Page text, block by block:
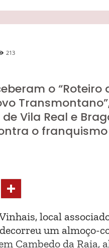
213
o “Roteiro
Vila Real e
o franquismo
local
um almoço-
Cambedo da Raia,